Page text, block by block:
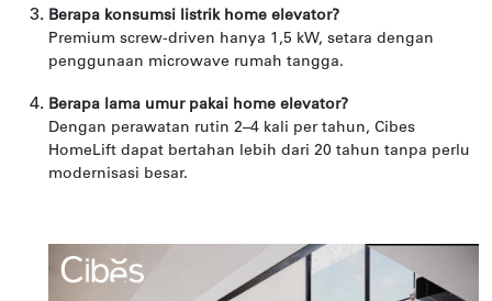
Berapa konsumsi listrik home elevator?
Premium screw-driven hanya 1,5 kW, setara dengan
penggunaan microwave rumah tangga.
Berapa lama umur pakai home elevator?
Dengan perawatan rutin 2–4 kali per tahun, Cibes
HomeLift dapat bertahan lebih dari 20 tahun tanpa perlu
modernisasi besar.